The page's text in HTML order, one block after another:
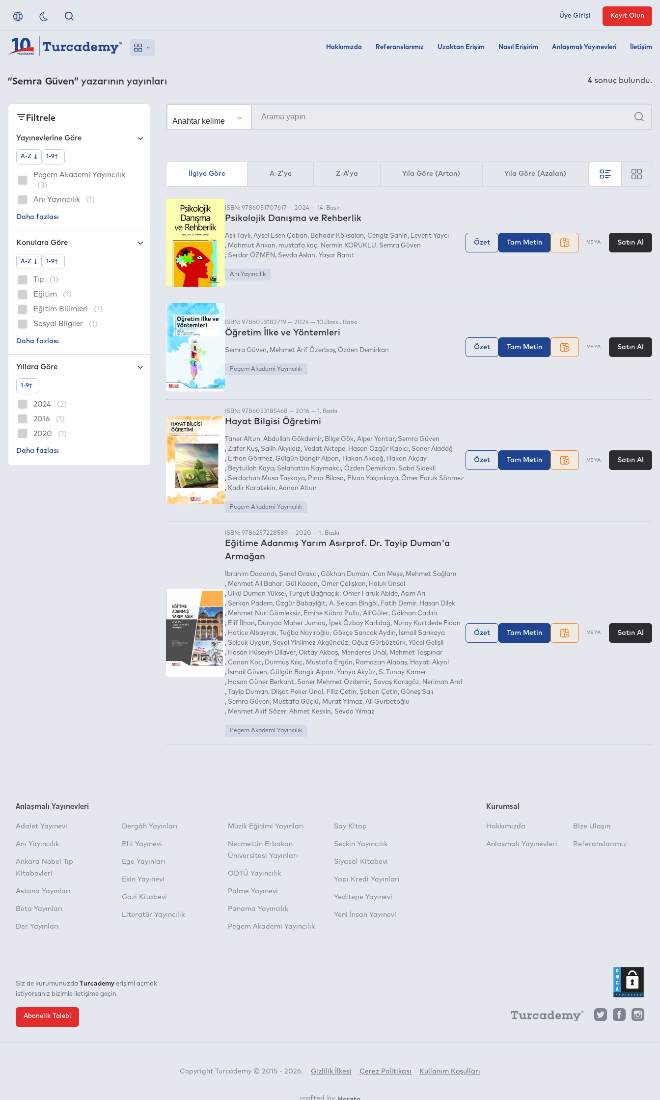
Hakkımızda Referanslarımız Uzaktan Erişim Nasıl Erişirim Anlaşmalı Yayınevleri İletişim
Üye Girişi Kayıt Olun
“Semra Güven” yazarının yayınları 4 sonuç bulundu.
Ara
İlgiye Göre A-Z’ye Z-A’ya Yıla Göre (Artan) Yıla Göre (Azalan)
ISBN: 9786051707617 — 2024 — 14. Baskı
Psikolojik Danışma ve Rehberlik
Aslı Taylı Aysel Esen Çoban Bahadır Köksalan Cengiz Şahin
Levent Yaycı
Mahmut Arıkan
mustafa koç Nermin KORUKLU
Semra Güven
Serdar ÖZMEN
Sevda Aslan Yaşar Barut
Anı Yayıncılık
Özet Tam Metin VEYA Satın Al
ISBN: 9786053182719 — 2024 — 10.Baskı. Baskı
Öğretim İlke ve Yöntemleri
Semra Güven Mehmet Arif Özerbaş Özden Demirkan
Pegem Akademi Yayıncılık
Özet Tam Metin VEYA Satın Al
ISBN: 9786053185468 — 2016 — 1. Baskı
Hayat Bilgisi Öğretimi
Taner Altun Abdullah Gökdemir Bilge Gök Alper Yontar Semra Güven
Zafer Kuş Salih Akyıldız Vedat Aktepe Hasan Özgür Kapıcı
Soner Aladağ
Erhan Görmez
Gülgün Bangir Alpan Hakan Akdağ
Hakan Akçay
Beytullah Kaya
Selahattin Kaymakcı Özden Demirkan
Sabri Sidekli
Serdarhan Musa Taşkaya
Pınar Bilasa Elvan Yalçınkaya
Ömer Faruk Sönmez
Kadir Karatekin Adnan Altun
Pegem Akademi Yayıncılık
Özet Tam Metin VEYA Satın Al
ISBN: 9786257228589 — 2020 — 1. Baskı
Eğitime Adanmış Yarım Asırprof. Dr. Tayip Duman'a
Armağan
İbrahim Dadandı Şenol Orakcı Gökhan Duman Can Meşe
Mehmet Sağlam
Mehmet Ali Bahar Gül Kadan Ömer Çalışkan
Haluk Ünsal
Ülkü Duman Yüksel
Turgut Bağrıaçık Ömer Faruk Abide Asım Arı
Serkan Padem Özgür Babayiğit A. Selcan Bingöl Fatih Demir
Hasan Dilek
Mehmet Nuri Gömleksiz
Emine Kübra Pullu Ali Güler Gökhan Çadırlı
Elif İlhan
Dunyaa Maher Jumaa İpek Özbay Karlıdağ
Nuray Kurtdede Fidan
Hatice Albayrak
Tuğba Nayıroğlu Gökçe Sancak Aydın
İsmail Sarıkaya
Selçuk Uygun
Seval Yinilmez Akgündüz Oğuz Gürbüztürk Yücel Gelişli
Hasan Hüseyin Dilaver Oktay Akbaş Menderes Ünal
Mehmet Taşpınar
Canan Koç
Durmuş Kılıç Mustafa Ergün Ramazan Alabaş
Hayati Akyol
İsmail Güven
Gülgün Bangir Alpan Yahya Akyüz
S. Tunay Kamer
Hasan Güner Berkant Soner Mehmet Özdemir Savaş Karagöz
Neriman Aral
Tayip Duman
Dilşat Peker Ünal Filiz Çetin Şaban Çetin
Güneş Salı
Semra Güven
Mustafa Güçlü Murat Yılmaz Ali Gurbetoğlu
Mehmet Akif Sözer Ahmet Keskin Sevda Yılmaz
Pegem Akademi Yayıncılık
Özet Tam Metin VEYA Satın Al
Filtrele
Yayınevlerine Göre
A-Z 1-9
Pegem Akademi Yayıncılık
(3)
Anı Yayıncılık
(1)
Konulara Göre
A-Z 1-9
Tıp
(1)
Eğitim
(1)
Eğitim Bilimleri
(1)
Sosyal Bilgiler
(1)
Yıllara Göre
1-9
2024
(2)
2016
(1)
2020
(1)
Anlaşmalı Yayınevleri
Adalet Yayınevi
Anı Yayıncılık
Ankara Nobel Tıp
Kitabevleri
Astana Yayınları
Beta Yayınları
Der Yayınları
Dergâh Yayınları
Efil Yayınevi
Ege Yayınları
Ekin Yayınevi
Gazi Kitabevi
Literatür Yayıncılık
Müzik Eğitimi Yayınları
Necmettin Erbakan
Üniversitesi Yayınları
ODTÜ Yayıncılık
Palme Yayınevi
Panama Yayıncılık
Pegem Akademi Yayıncılık
Say Kitap
Seçkin Yayıncılık
Siyasal Kitabevi
Yapı Kredi Yayınları
Yeditepe Yayınevi
Yeni İnsan Yayınevi
Kurumsal
Hakkımızda
Anlaşmalı Yayınevleri
Bize Ulaşın
Referanslarımız
Siz de kurumunuzda Turcademy erişimi açmak
istiyorsanız bizimle iletişime geçin
Abonelik Talebi
Copyright Turcademy © 2015 - 2026. Gizlilik İlkesi Çerez Politikası Kullanım Koşulları
crafted by